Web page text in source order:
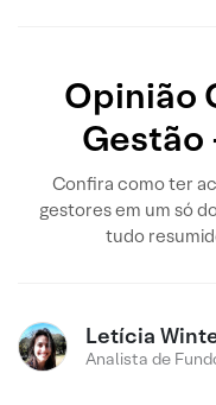
Opinião
Gestão
Confira como ter
gestores em um só
tudo
Letícia
Analista de